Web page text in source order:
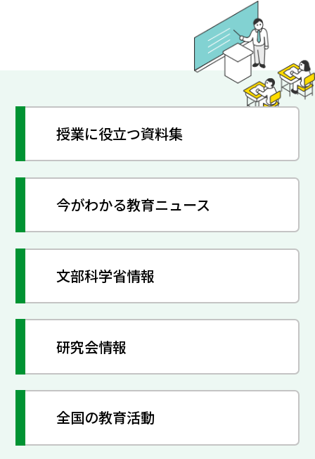
授業に役立つ資料集
今がわかる教育ニュース
文部科学省情報
研究会情報
全国の教育活動